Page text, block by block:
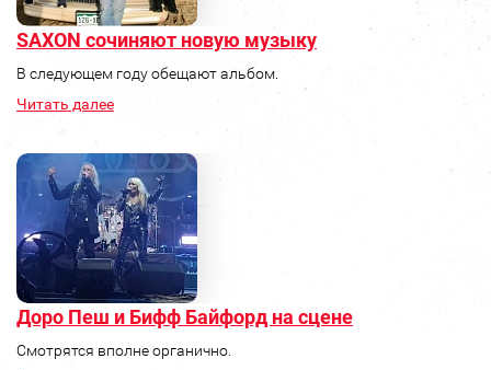
SAXON сочиняют новую музыку
В следующем году обещают альбом.
Читать далее
Доро Пеш и Бифф Байфорд на сцене
Смотрятся вполне органично.